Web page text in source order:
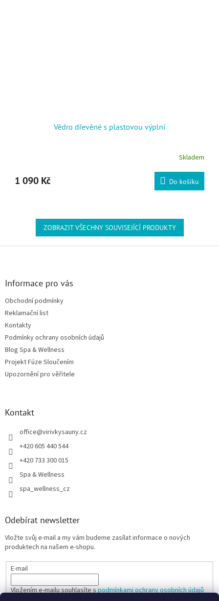
Vědro dřevěné s plastovou výplní
Skladem
1 090 Kč Do košíku
ZOBRAZIT VŠECHNY SOUVISEJÍCÍ PRODUKTY
Informace pro vás
Obchodní podmínky
Reklamační list
Kontakty
Podmínky ochrany osobních údajů
Blog Spa & Wellness
Projekt Fúze Sloučením
Upozornění pro věřitele
Kontakt
office@virivkysauny.cz
+420 605 440 544
+420 733 300 015
Spa & Wellness
spa_wellness_cz
Odebírat newsletter
Vložte svůj e-mail a my vám budeme zasílat informace o nových
produktech na našem e-shopu.
E-mail
Vložením e-mailu souhlasíte spodmínkami ochrany osobních údajů